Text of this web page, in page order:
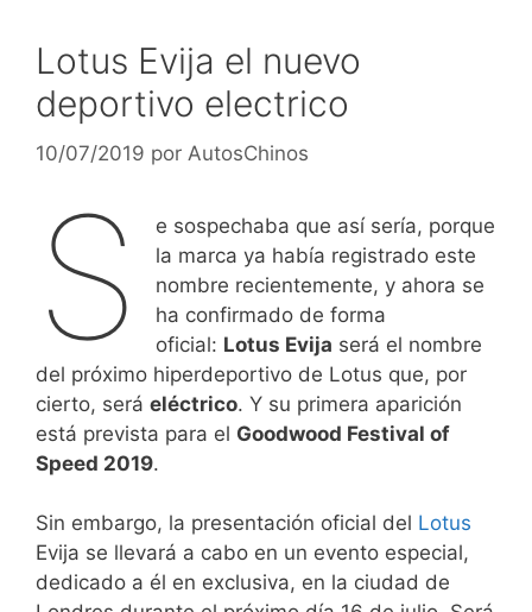
Lotus Evija el nuevo
deportivo electrico
10/07/2019 por AutosChinos
S
e sospechaba que así sería, porque
la marca ya había registrado este
nombre recientemente, y ahora se
ha confirmado de forma
oficial: Lotus Evija será el nombre
del próximo hiperdeportivo de Lotus que, por
cierto, será eléctrico. Y su primera aparición
está prevista para el Goodwood Festival of
Speed 2019.
Sin embargo, la presentación oficial del Lotus
Evija se llevará a cabo en un evento especial,
dedicado a él en exclusiva, en la ciudad de